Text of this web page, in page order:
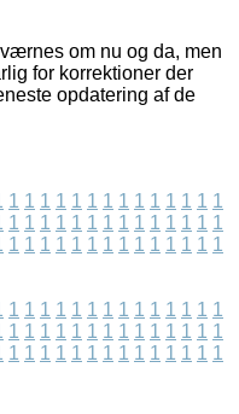
om nu og da, men
for korrektioner der
opdatering af de
1 1 1 1 1 1 1 1 1 1 1 1 1 1
1 1 1 1 1 1 1 1 1 1 1 1 1 1
1 1 1 1 1 1 1 1 1 1 1 1 1 1
1 1 1 1 1 1 1 1 1 1 1 1 1 1
1 1 1 1 1 1 1 1 1 1 1 1 1 1
1 1 1 1 1 1 1 1 1 1 1 1 1 1